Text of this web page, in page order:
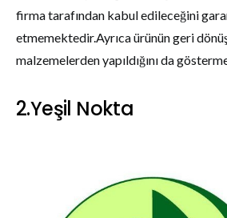
firma tarafından kabul edileceğini
etmemektedir.Ayrıca ürünün geri
malzemelerden yapıldığını da
2.Yeşil Nokta